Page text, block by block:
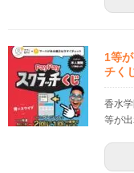
1等
チく
香水
等が